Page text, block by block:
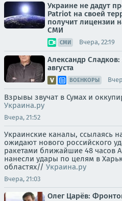
Украине не дадут
Patriot на своей
получит лицензии
СМИ
СМИ Вчера, 22:19
Александр
августа
ВОЕНКОРЫ
Взрывы звучат в Сумах и
Украина.ру
Вчера, 21:52
Украинские каналы, ссылаясь
ожидают нового российского
ракетами ближайшие 48 часов
нанесли удары по целям в
областях// Украина.ру
Вчера, 21:03
Олег Царёв: